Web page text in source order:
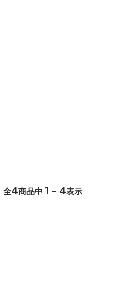
全4商品中 1 - 4表示